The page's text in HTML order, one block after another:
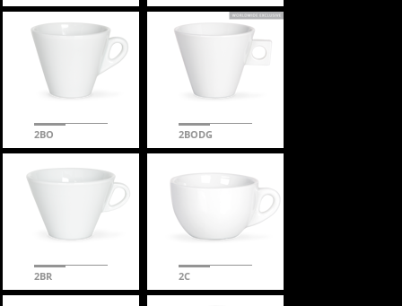
2BO 2BODG
2BR 2C